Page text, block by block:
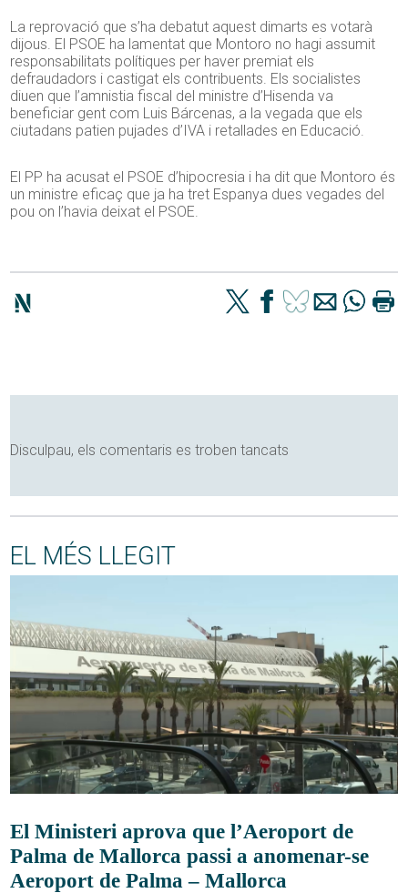
La reprovació que s’ha debatut aquest dimarts es votarà
dijous. El PSOE ha lamentat que Montoro no hagi assumit
responsabilitats polítiques per haver premiat els
defraudadors i castigat els contribuents. Els socialistes
diuen que l’amnistia fiscal del ministre d’Hisenda va
beneficiar gent com Luis Bárcenas, a la vegada que els
ciutadans patien pujades d’IVA i retallades en Educació.
El PP ha acusat el PSOE d’hipocresia i ha dit que Montoro és
un ministre eficaç que ja ha tret Espanya dues vegades del
pou on l’havia deixat el PSOE.
Disculpau, els comentaris es troben tancats
EL MÉS LLEGIT
El Ministeri aprova que l’Aeroport de
Palma de Mallorca passi a anomenar-se
Aeroport de Palma – Mallorca